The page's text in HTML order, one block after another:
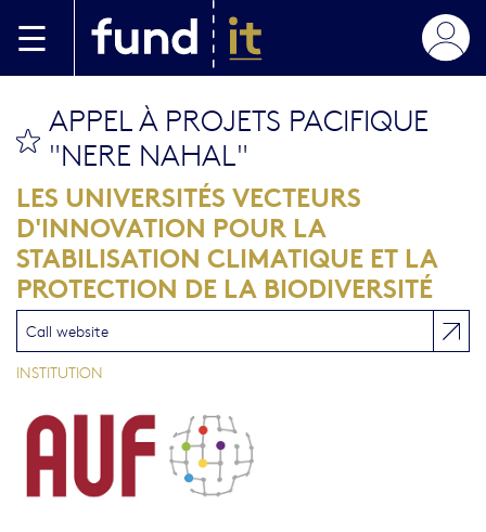
APPEL À PROJETS PACIFIQUE
"NERE NAHAL"
LES UNIVERSITÉS VECTEURS
D'INNOVATION POUR LA
STABILISATION CLIMATIQUE ET LA
PROTECTION DE LA BIODIVERSITÉ
Call website
INSTITUTION